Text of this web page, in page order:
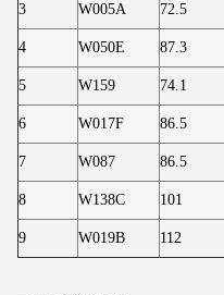
3 W005A 72.5
4 W050E 87.3
5 W159 74.1
6 W017F 86.5
7 W087 86.5
8 W138C 101
9 W019B 112